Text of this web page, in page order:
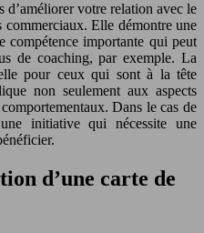
d’améliorer votre relation avec le
commerciaux. Elle démontre une
compétence importante qui peut
de coaching, par exemple. La
pour ceux qui sont à la tête
non seulement aux aspects
Dans le cas de
initiative qui nécessite une
d’une carte de